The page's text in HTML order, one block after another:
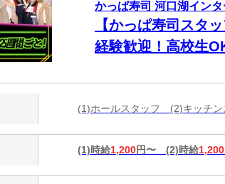
かっぱ寿司 河口湖イン
【かっぱ寿司スタ
経験歓迎！高校生
(1)ホールスタッフ (2)キッチ
(1)時給1,200円〜 (2)時給1,200